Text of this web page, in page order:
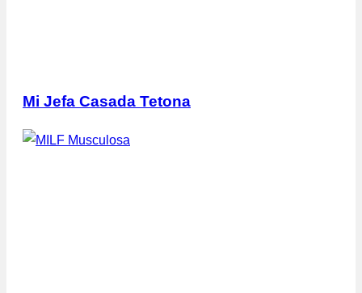
Mi Jefa Casada Tetona